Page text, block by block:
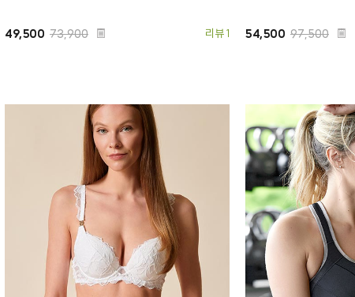
49,500 73,900 리뷰 1 54,500 97,500